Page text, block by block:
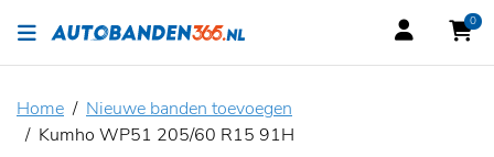
0
Home
Nieuwe banden toevoegen
Kumho WP51 205/60 R15 91H